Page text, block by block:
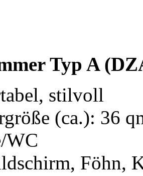
Typ A
stilvoll
(ca.): 36
WC
Föhn,